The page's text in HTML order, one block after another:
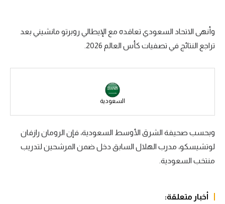
سعودي في الجول
الدوري الإنجليزي
رياضات أخرى
أمم إفريقيا
وأنهى الاتحاد السعودي تعاقده مع الإيطالي روبرتو مانشيني بعد
تراجع النتائج في تصفيات كأس العالم 2026.
السعودية
وبحسب صحيفة الشرق الأوسط السعودية، فإن الرومان رازفان
لوتشيسكو، مدرب الهلال السابق دخل ضمن المرشحين لتدريب
منتخب السعودية.
أخبار متعلقة: